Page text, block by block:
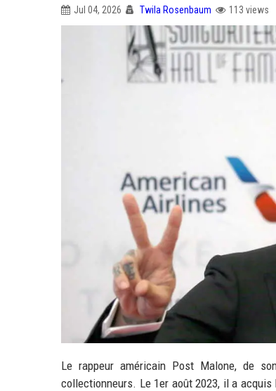
Jul 04, 2026 Twila Rosenbaum 113 views
Le rappeur américain Post Malone, de
collectionneurs. Le 1er août 2023, il a